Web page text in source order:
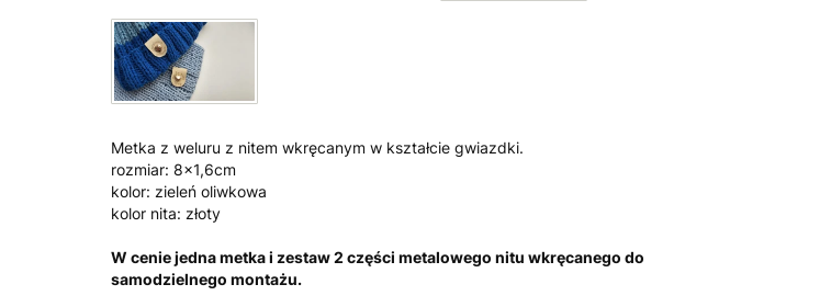
Metka z weluru z nitem wkręcanym w kształcie gwiazdki.
rozmiar: 8x1,6cm
kolor: zieleń oliwkowa
kolor nita: złoty
W cenie jedna metka i zestaw 2 części metalowego nitu wkręcanego do
samodzielnego montażu.